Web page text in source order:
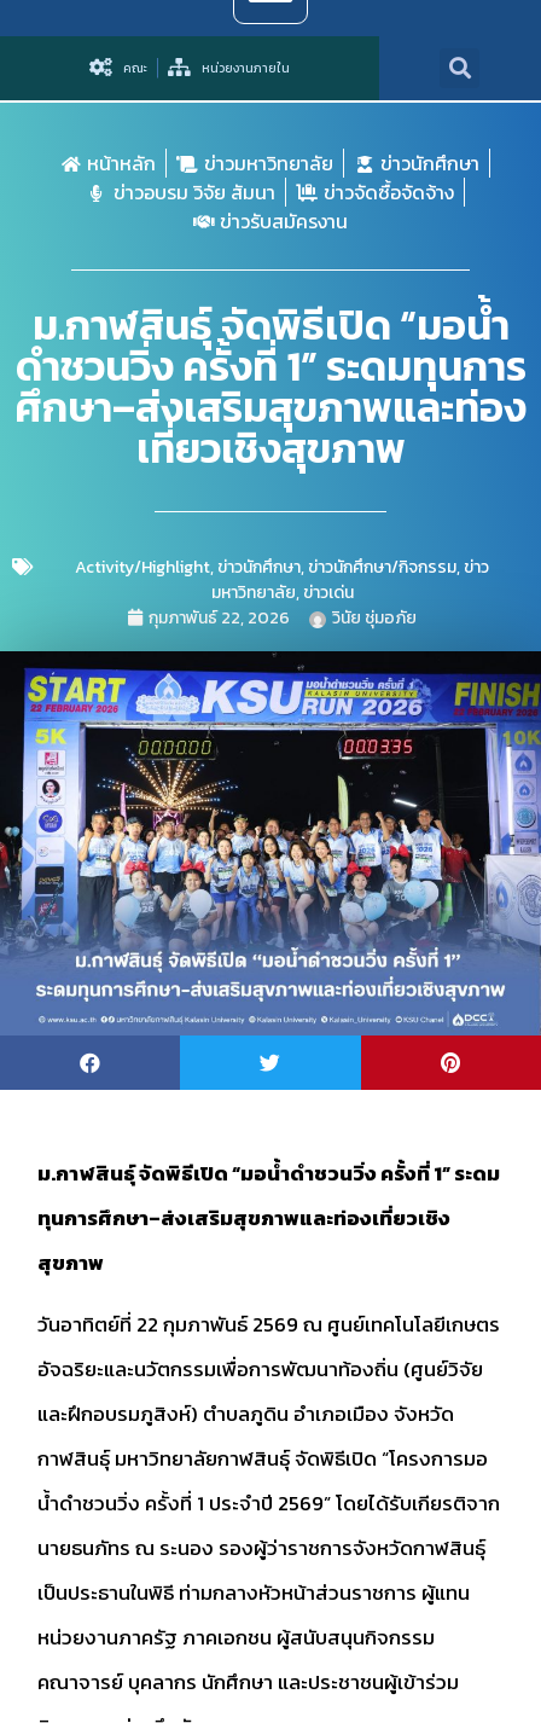
คณะ หน่วยงานภายใน
หน้าหลัก ข่าวมหาวิทยาลัย
ข่าวนักศึกษา
ข่าวอบรม วิจัย สัมนา
ข่าวจัดซื้อจัดจ้าง
ข่าวรับสมัครงาน
ม.กาฬสินธุ์ จัดพิธีเปิด “มอน้ำ
ดำชวนวิ่ง ครั้งที่ 1” ระดมทุนการ
ศึกษา–ส่งเสริมสุขภาพและท่อง
เที่ยวเชิงสุขภาพ
Activity/Highlight,ข่าวนักศึกษา,ข่าวนักศึกษา/กิจกรรม,ข่าว
มหาวิทยาลัย,ข่าวเด่น
กุมภาพันธ์ 22, 2026
วินัย ชุ่มอภัย
ม.กาฬสินธุ์ จัดพิธีเปิด “มอน้ำดำชวนวิ่ง ครั้งที่ 1” ระดม
ทุนการศึกษา–ส่งเสริมสุขภาพและท่องเที่ยวเชิง
สุขภาพ
วันอาทิตย์ที่ 22 กุมภาพันธ์ 2569 ณ ศูนย์เทคโนโลยีเกษตร
อัจฉริยะและนวัตกรรมเพื่อการพัฒนาท้องถิ่น (ศูนย์วิจัย
และฝึกอบรมภูสิงห์) ตำบลภูดิน อำเภอเมือง จังหวัด
กาฬสินธุ์ มหาวิทยาลัยกาฬสินธุ์ จัดพิธีเปิด “โครงการมอ
น้ำดำชวนวิ่ง ครั้งที่ 1 ประจำปี 2569” โดยได้รับเกียรติจาก
นายธนภัทร ณ ระนอง รองผู้ว่าราชการจังหวัดกาฬสินธุ์
เป็นประธานในพิธี ท่ามกลางหัวหน้าส่วนราชการ ผู้แทน
หน่วยงานภาครัฐ ภาคเอกชน ผู้สนับสนุนกิจกรรม
คณาจารย์ บุคลากร นักศึกษา และประชาชนผู้เข้าร่วม